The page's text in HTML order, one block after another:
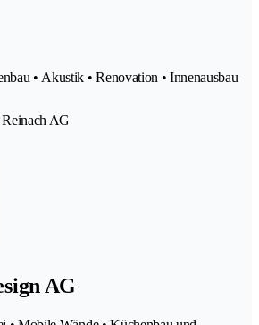
• Akustik • Renovation • Innenausbau
AG
AG